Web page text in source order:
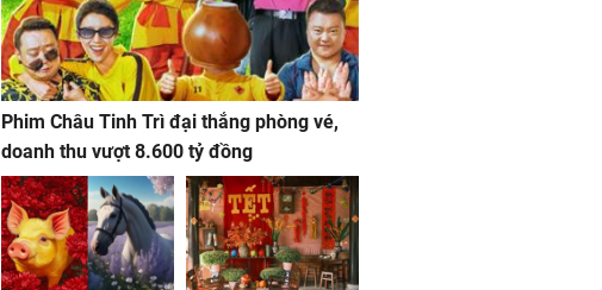
Phim Châu Tinh Trì đại thắng phòng vé,
doanh thu vượt 8.600 tỷ đồng